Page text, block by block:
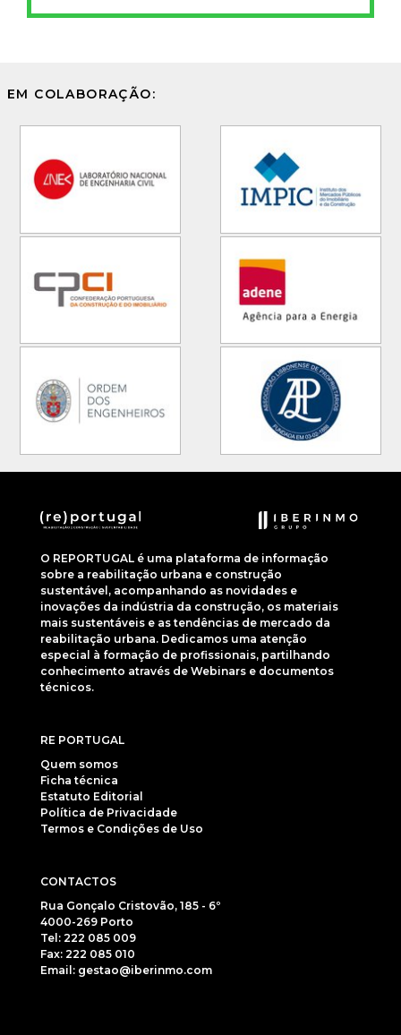
EM COLABORAÇÃO:
O REPORTUGAL é uma plataforma de informação
sobre a reabilitação urbana e construção
sustentável, acompanhando as novidades e
inovações da indústria da construção, os materiais
mais sustentáveis e as tendências de mercado da
reabilitação urbana. Dedicamos uma atenção
especial à formação de profissionais, partilhando
conhecimento através de Webinars e documentos
técnicos.
RE PORTUGAL
Quem somos
Ficha técnica
Estatuto Editorial
Política de Privacidade
Termos e Condições de Uso
CONTACTOS
Rua Gonçalo Cristovão, 185 - 6º
4000-269 Porto
Tel: 222 085 009
Fax: 222 085 010
Email: gestao@iberinmo.com